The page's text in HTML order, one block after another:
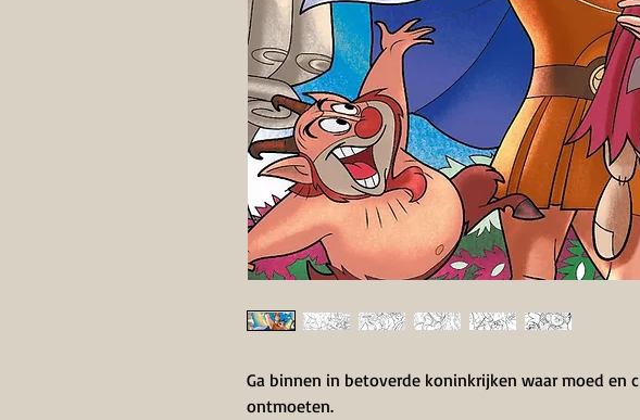
Ga binnen in betoverde koninkrijken waar moed en
ontmoeten.